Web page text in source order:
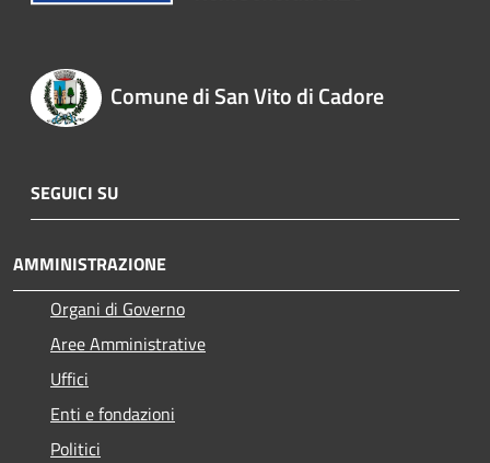
Comune di San Vito di Cadore
SEGUICI SU
AMMINISTRAZIONE
Organi di Governo
Aree Amministrative
Uffici
Enti e fondazioni
Politici